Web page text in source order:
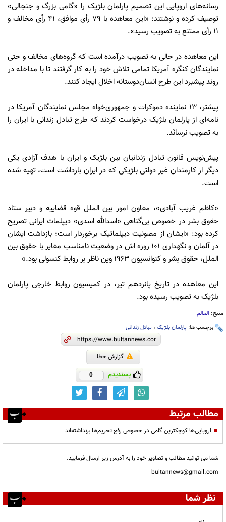
رسانه‌های اروپایی این تصمیم پارلمان بلژیک را «گامی بزرگ و جنجالی»
توصیف کرده و نوشتند: «این معاهده با ۷۹ رأی موافق، ۴۱ رأی مخالف و
۱۱ رأی ممتنع به تصویب رسید».
این معاهده در حالی به تصویب درآمده است که گروه‌های مخالف و حتی
نمایندگان کنگره آمریکا تمامی تلاش خود را به کار گرفتند تا با مداخله در
روند پیشبرد این طرح انسان‌دوستانه اخلال ایجاد کنند.
پیشتر، ۱۳ نماینده دموکرات و جمهوری‌خواه مجلس نمایندگان آمریکا در
نامه‌ای از پارلمان بلژیک درخواست کردند که طرح تبادل زندانی با ایران را
به تصویب نرسانَد.
پیش‌نویس قانون تبادل زندانیان بین بلژیک و ایران با هدف آزادی یکی
دیگر از کارمندان غیر دولتی بلژیکی که در ایران بازداشت است، تهیه شده
است.
«کاظم غریب آبادی»، معاون امور بین الملل قوه قضاییه و دبیر ستاد
حقوق بشر در خصوص بی‌گناهی «اسدالله اسدی» دیپلمات ایرانی تصریح
کرده بود: «ایشان از مصونیت دیپلماتیک برخوردار است؛ بازداشت ایشان
در آلمان و نگهداری ۱۰۱ روزه اش در وضعیت نامناسب مغایر با حقوق بین
الملل، حقوق بشر و کنوانسیون ۱۹۶۳ وین ناظر بر روابط کنسولی بود.»
این معاهده در تاریخ پانزدهم تیر، در کمیسیون روابط خارجی پارلمان
بلژیک به تصویب رسیده بود.
منبع: العالم
برچسب ها: پارلمان بلژیک ، تبادل زندانی
گزارش خطا
پسندیدم 0
مطالب مرتبط
اروپایی‌ها کوچکترین گامی در خصوص رفع تحریم‌ها برنداشته‌اند
شما می توانید مطالب و تصاویر خود را به آدرس زیر ارسال فرمایید.
bultannews@gmail.com
نظر شما